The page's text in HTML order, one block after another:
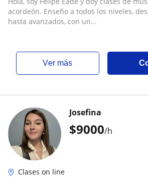
acordeón. Enseño a todos los niveles,
hasta avanzados, con un...
ver más
$9000/h
Josefina
Clases on line